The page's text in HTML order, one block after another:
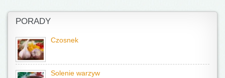
PORADY
Czosnek
Solenie warzyw